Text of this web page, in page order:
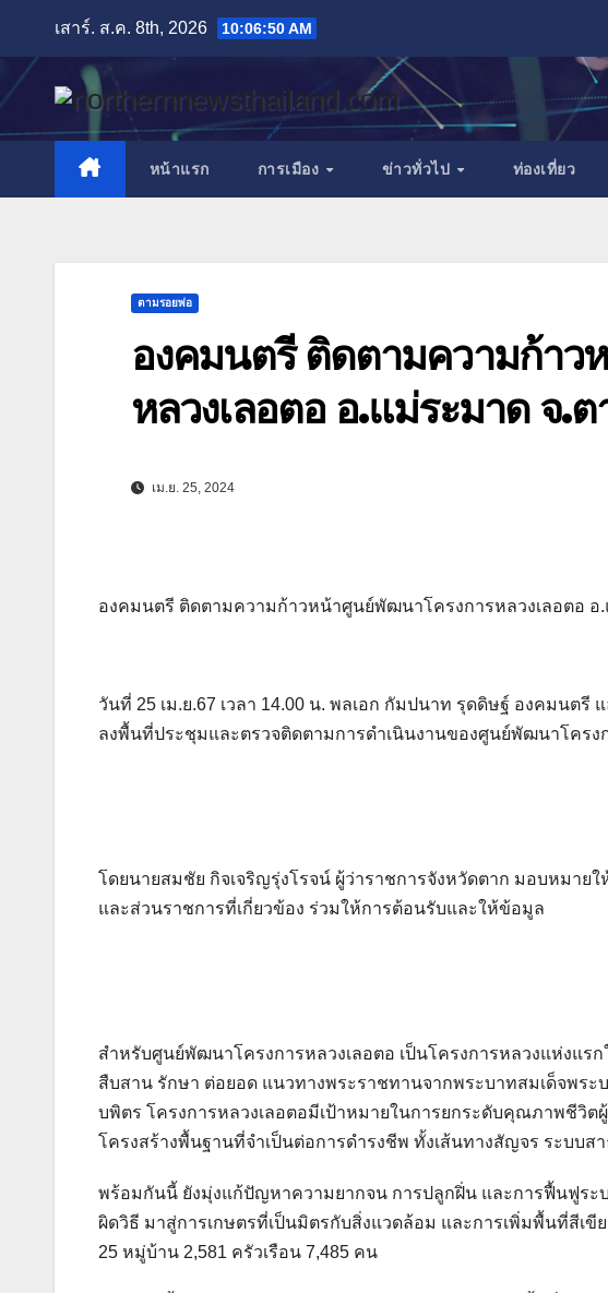
content
เสาร์. ส.ค. 8th, 2026 10:06:52 AM
หน้าแรก การเมือง ข่าวทั่วไป ท่องเที่ยว
ตามรอยพ่อ
องคมนตรี ติดตามความก้าว
หลวงเลอตอ อ.แม่ระมาด จ.ต
เม.ย. 25, 2024
องคมนตรี ติดตามความก้าวหน้าศูนย์พัฒนาโครงการหลวงเลอตอ อ.
วันที่ 25 เม.ย.67 เวลา 14.00 น. พลเอก กัมปนาท รุดดิษฐ์ องคมนต
ลงพื้นที่ประชุมและตรวจติดตามการดำเนินงานของศูนย์พัฒนาโครง
โดยนายสมชัย กิจเจริญรุ่งโรจน์ ผู้ว่าราชการจังหวัดตาก มอบหมาย
และส่วนราชการที่เกี่ยวข้อง ร่วมให้การต้อนรับและให้ข้อมูล
สำหรับศูนย์พัฒนาโครงการหลวงเลอตอ เป็นโครงการหลวงแห่งแร
สืบสาน รักษา ต่อยอด แนวทางพระราชทานจากพระบาทสมเด็จพร
บพิตร โครงการหลวงเลอตอมีเป้าหมายในการยกระดับคุณภาพชีวิต
โครงสร้างพื้นฐานที่จำเป็นต่อการดำรงชีพ ทั้งเส้นทางสัญจร ระบ
พร้อมกันนี้ ยังมุ่งแก้ปัญหาความยากจน การปลูกฝิ่น และการฟื้นฟูระ
ผิดวิธี มาสู่การเกษตรที่เป็นมิตรกับสิ่งแวดล้อม และการเพิ่มพื้นที่สีเขี
25 หมู่บ้าน 2,581 ครัวเรือน 7,485 คน